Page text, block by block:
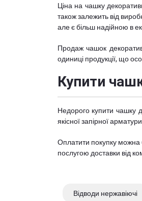
Ціна на чашку
також залежить від
але є більш надійною в
Продаж чашок
одиниці продукції, що
Купити
Недорого купити чашку
якісної запірної
Оплатити покупку можна
послугою доставки від
Відводи нержавіючі